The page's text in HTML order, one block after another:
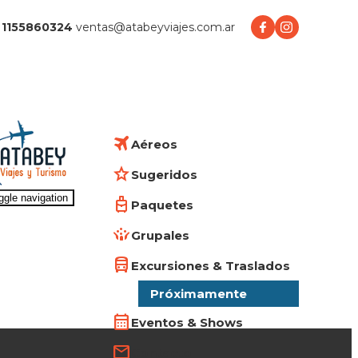
1155860324 ventas@atabeyviajes.com.ar
navigation
Aéreos
Sugeridos
Paquetes
Grupales
Excursiones & Traslados
Próximamente
Eventos & Shows